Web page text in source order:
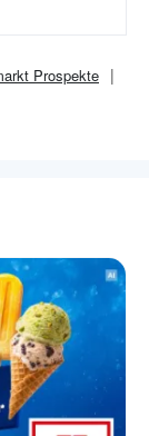
Prospekte